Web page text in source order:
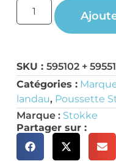
SKU : 595102 +
Catégories :
landau, Poussette
Marque : Stokke
Partager sur :